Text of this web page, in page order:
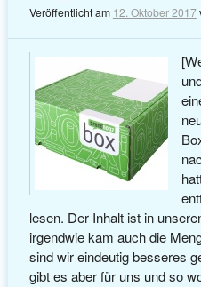
Veröffentlicht am 12. Oktober 2017
lesen. Der Inhalt ist in
irgendwie kam auch die
sind wir eindeutig besseres
gibt es aber für uns und so